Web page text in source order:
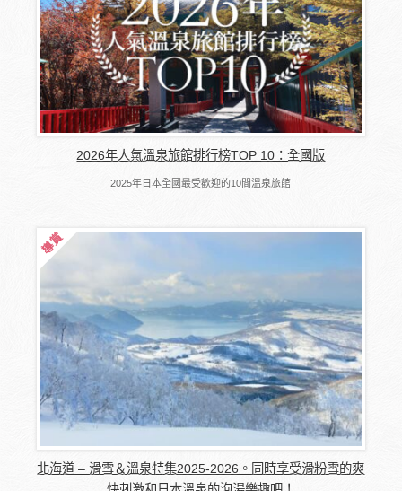
2026年人氣溫泉旅館排行榜TOP 10：全國版
2025年日本全國最受歡迎的10間溫泉旅館
北海道 – 滑雪＆溫泉特集2025-2026。同時享受滑粉雪的爽